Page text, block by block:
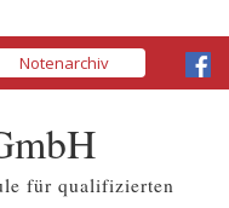
Notenarchiv
für qualifizierten